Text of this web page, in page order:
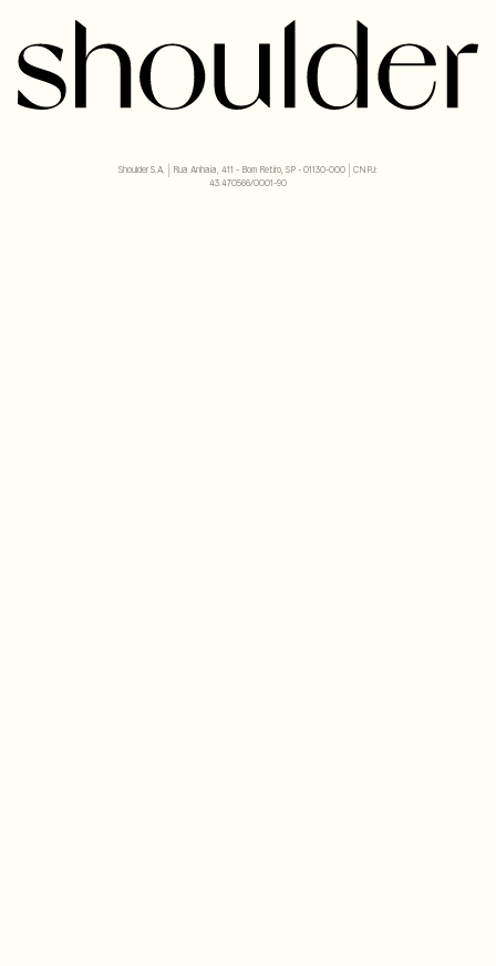
Shoulder S.A. | Rua Anhaia, 411 - Bom Retiro, SP - 01130-000 | CNPJ:
43.470566/0001-90